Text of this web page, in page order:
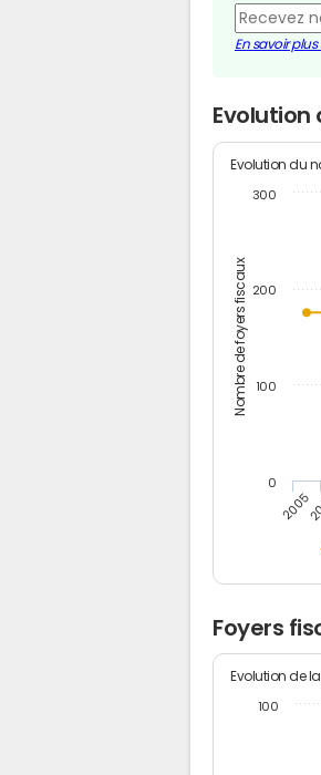
En savoir
Nombre de foyers fiscaux
Evolution du
2005
0
100
200
300
Foyers
Evolution de
100